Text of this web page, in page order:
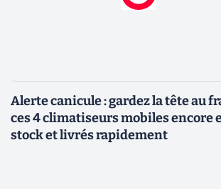
Alerte canicule : gardez la tête au
ces 4 climatiseurs mobiles encore
stock et livrés rapidement